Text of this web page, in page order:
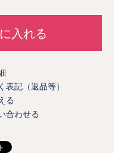
入れる
表記（返品等）
る
合わせる